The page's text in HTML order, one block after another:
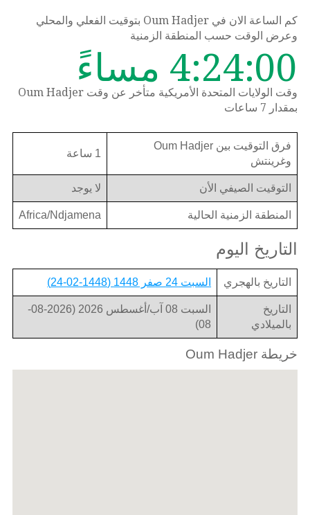
كم الساعة الان في Oum Hadjer بتوقيت الفعلي والمحلي
وعرض الوقت حسب المنطقة الزمنية
4:24:00 مساءً
وقت الولايات المتحدة الأمريكية متأخر عن وقت Oum Hadjer
بمقدار 7 ساعات
فرق التوقيت بين Oum Hadjer
وغرينتش
1 ساعة
التوقيت الصيفي الأن لا يوجد
المنطقة الزمنية الحالية Africa/Ndjamena
التاريخ اليوم
التاريخ بالهجري السبت 24 صفر 1448 (1448-02-24)
التاريخ
بالميلادي
السبت 08 آب/أغسطس 2026 (2026-08-
08)
خريطة Oum Hadjer